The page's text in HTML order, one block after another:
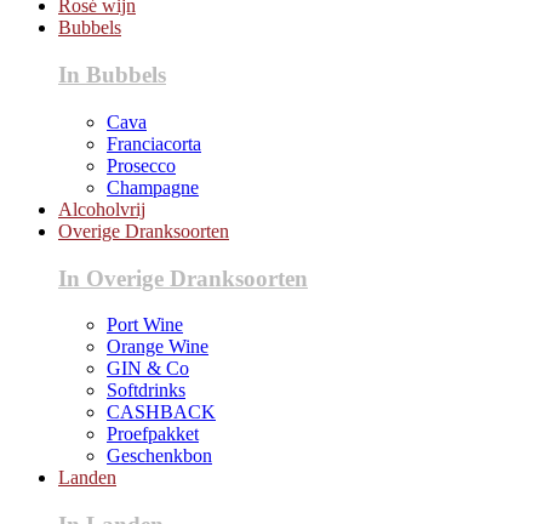
Rosé wijn
Bubbels
In Bubbels
Cava
Franciacorta
Prosecco
Champagne
Alcoholvrij
Overige Dranksoorten
In Overige Dranksoorten
Port Wine
Orange Wine
GIN & Co
Softdrinks
CASHBACK
Proefpakket
Geschenkbon
Landen